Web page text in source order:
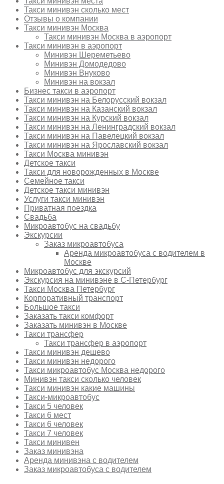
Такси минивэн сколько мест
Отзывы о компании
Такси минивэн Москва
Такси минивэн Москва в аэропорт
Такси минивэн в аэропорт
Минивэн Шереметьево
Минивэн Домодедово
Минивэн Внуково
Минивэн на вокзал
Бизнес такси в аэропорт
Такси минивэн на Белорусский вокзал
Такси минивэн на Казанский вокзал
Такси минивэн на Курский вокзал
Такси минивэн на Ленинградский вокзал
Такси минивэн на Павелецкий вокзал
Такси минивэн на Ярославский вокзал
Такси Москва минивэн
Детское такси
Такси для новорожденных в Москве
Семейное такси
Детское такси минивэн
Услуги такси минивэн
Приватная поездка
Свадьба
Микроавтобус на свадьбу
Экскурсии
Заказ микроавтобуса
Аренда микроавтобуса с водителем в
Москве
Микроавтобус для экскурсий
Экскурсия на минивэне в С-Петербург
Такси Москва Петербург
Корпоративный транспорт
Большое такси
Заказать такси комфорт
Заказать минивэн в Москве
Такси трансфер
Такси трансфер в аэропорт
Такси минивэн дешево
Такси минивэн недорого
Такси микроавтобус Москва недорого
Минивэн такси сколько человек
Такси минивэн какие машины
Такси-микроавтобус
Такси 5 человек
Такси 6 мест
Такси 6 человек
Такси 7 человек
Такси минивен
Заказ минивэна
Аренда минивэна с водителем
Заказ микроавтобуса с водителем